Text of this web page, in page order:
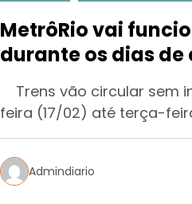
MetrôRio vai
durante os dias
Trens vão circular sem
feira (17/02) até terça-
Admindiario